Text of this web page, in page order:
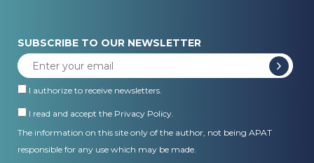
SUBSCRIBE TO OUR NEWSLETTER
I authorize to receive newsletters.
I read and accept the Privacy Policy.
The information on this site only of the author, not being APAT
responsible for any use which may be made.